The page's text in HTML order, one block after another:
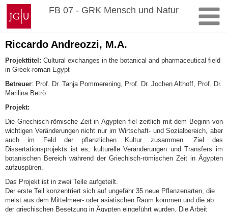
Zum
Inhalt
springen
Johannes
Gutenberg-
Universität
Mainz
FB 07 - GRK Mensch und Natur
Riccardo Andreozzi, M.A.
Projekttitel: Cultural exchanges in the botanical and pharmaceutical field
in Greek-roman Egypt
Betreuer: Prof. Dr. Tanja Pommerening, Prof. Dr. Jochen Althoff, Prof. Dr.
Marilina Betrò
Projekt:
Die Griechisch-römische Zeit in Ägypten fiel zeitlich mit dem Beginn von
wichtigen Veränderungen nicht nur im Wirtschaft- und Sozialbereich, aber
auch im Feld der pflanzlichen Kultur zusammen. Ziel des
Dissertationsprojekts ist es, kulturelle Veränderungen und Transfers im
botanischen Bereich während der Griechisch-römischen Zeit in Ägypten
aufzuspüren.
Das Projekt ist in zwei Teile aufgeteilt.
Der erste Teil konzentriert sich auf ungefähr 35 neue Pflanzenarten, die
meist aus dem Mittelmeer- oder asiatischen Raum kommen und die ab
der griechischen Besetzung in Ägypten eingeführt wurden. Die Arbeit